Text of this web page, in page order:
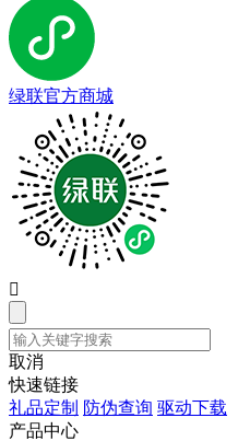
绿联官方商城

取消
快速链接
礼品定制 防伪查询 驱动下载
产品中心